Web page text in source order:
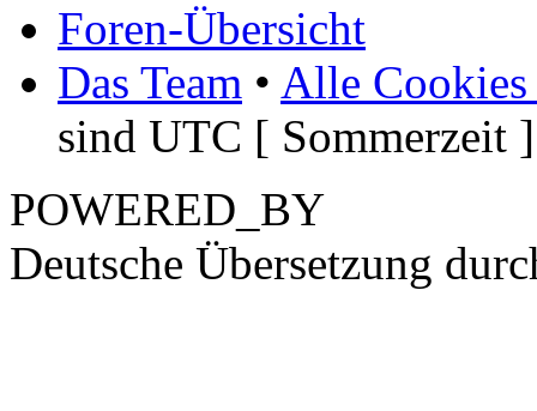
Foren-Übersicht
Das Team • Alle Cookies
sind UTC [ Sommerzeit ]
POWERED_BY
Deutsche Übersetzung